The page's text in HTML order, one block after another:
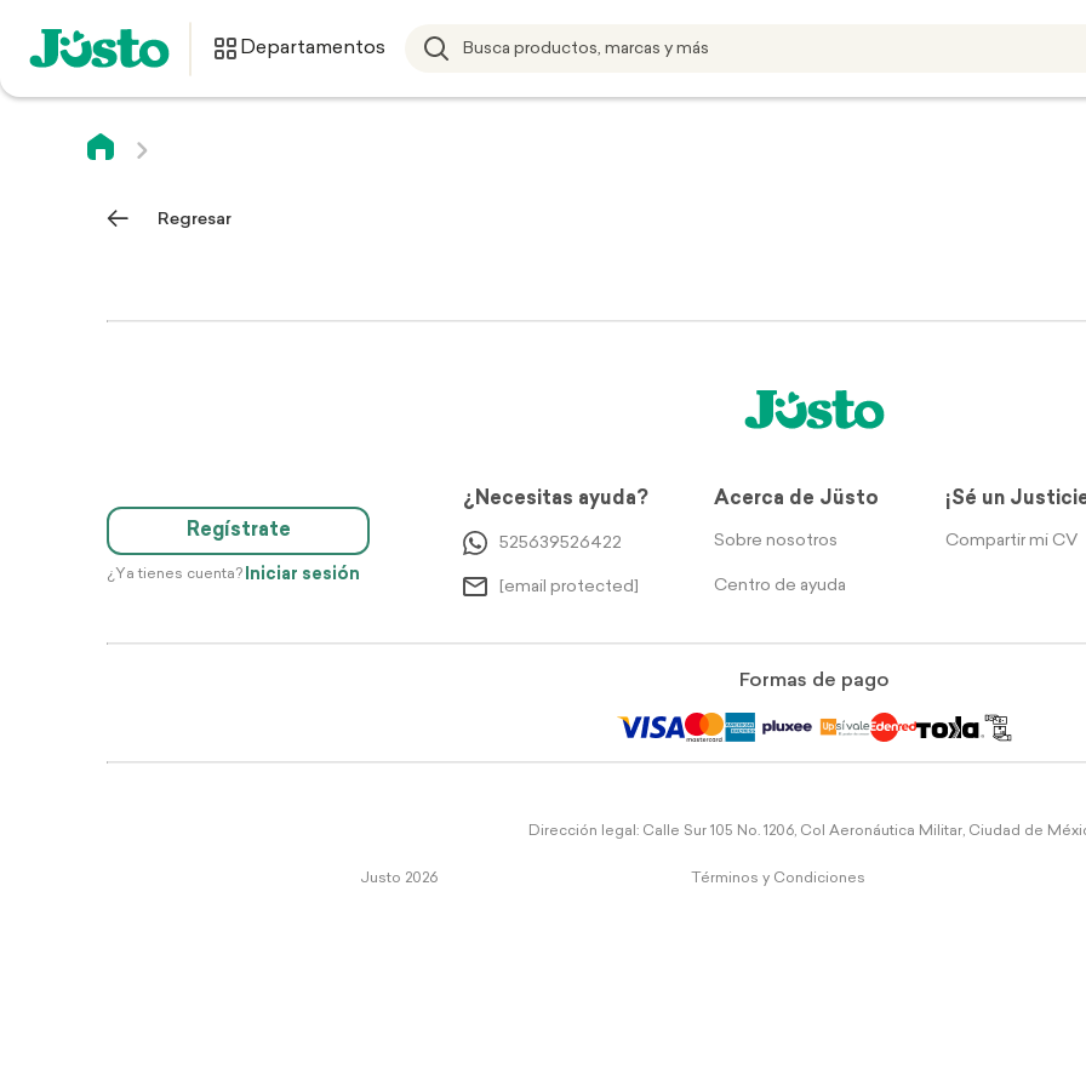
Departamentos
Regresar
Regístrate
¿Ya tienes cuenta? Iniciar sesión
¿Necesitas ayuda?
525639526422
[email protected]
Acerca de Jüsto
Sobre nosotros
Centro de ayuda
¡Sé un
Compartir mi CV
Formas de pago
Dirección legal: Calle Sur 105 No. 1206, Col Aeronáutica Militar, Ciudad de
Justo 2026 Términos y Condiciones